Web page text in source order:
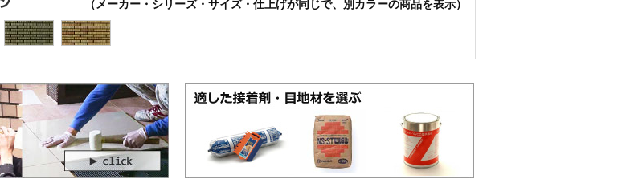
（メーカー・シリーズ・サイズ・仕上げが同じで、別カラーの商品を表示）